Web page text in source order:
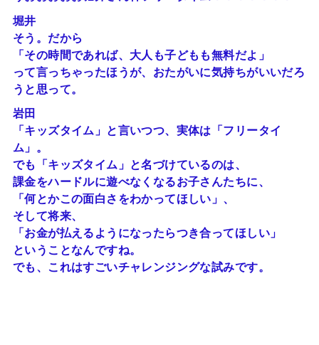
堀井
そう。だから
「その時間であれば、大人も子どもも無料だよ」
って言っちゃったほうが、おたがいに気持ちがいいだろ
うと思って。
岩田
「キッズタイム」と言いつつ、実体は「フリータイ
ム」。
でも「キッズタイム」と名づけているのは、
課金をハードルに遊べなくなるお子さんたちに、
「何とかこの面白さをわかってほしい」、
そして将来、
「お金が払えるようになったらつき合ってほしい」
ということなんですね。
でも、これはすごいチャレンジングな試みです。